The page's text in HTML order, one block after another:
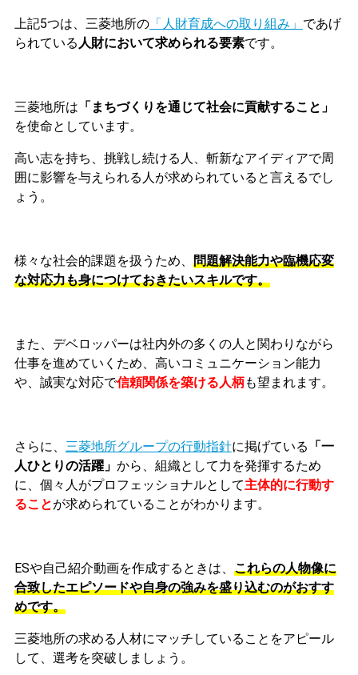
上記5つは、三菱地所の「人財育成への取り組み」 であげ
られている 人財において求められる要素です。
三菱地所は 「まちづくりを通じて社会に貢献すること」
を使命としています。
高い志を持ち、挑戦し続ける人、斬新なアイディアで周
囲に影響を与えられる人が求められていると言えるでし
ょう。
様々な社会的課題を扱うため、 問題解決能力や臨機応変
な対応力も身につけておきたいスキルです。
また、デベロッパーは社内外の多くの人と関わりながら
仕事を進めていくため、高いコミュニケーション能力
や、誠実な対応で信頼関係を築ける人柄も望まれます。
さらに、 三菱地所グループの行動指針に掲げている 「一
人ひとりの活躍」 から、 組織として力を発揮するため
に、個々人がプロフェッショナルとして主体的に行動す
ることが求められていることがわかります。
ESや自己紹介動画を作成するときは、 これらの人物像に
合致したエピソードや自身の強みを盛り込むのがおすす
めです。
三菱地所の求める人材にマッチしていることをアピール
して、選考を突破しましょう。